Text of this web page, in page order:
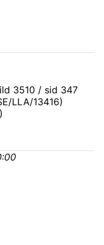
3510 / sid 347
LLA/13416)